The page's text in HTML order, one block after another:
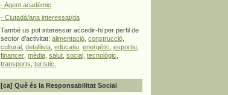
- Agent acadèmic
- Ciutadà/ana interessat/da
També us pot interessar accedir-hi per perfil de
sector d'activitat: alimentació construcció
cultural detallista educatiu energètic esportiu
financer mèdia salut social tecnològic
transports turístic.
[ca] Què és la Responsabilitat Social